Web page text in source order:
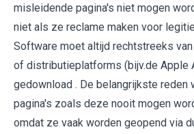
misleidende pagina's niet mogen
niet als ze reclame maken voor
Software moet altijd rechtstreeks
of distributieplatforms (bijv.de Apple
gedownload . De belangrijkste reden
pagina's zoals deze nooit mogen
omdat ze vaak worden geopend via